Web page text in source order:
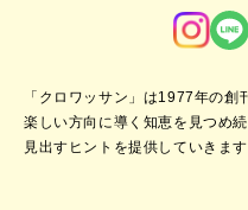
「クロワッサン」は1977年の創
楽しい方向に導く知恵を見つめ
見出すヒントを提供していきます